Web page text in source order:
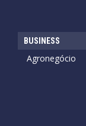
BUSINESS
Agronegócio